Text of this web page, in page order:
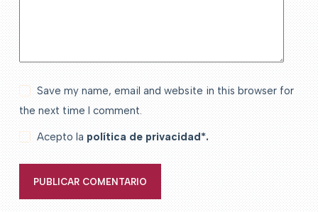
Save my name, email and website in this browser for
the next time I comment.
Acepto lapolítica de privacidad*.
PUBLICAR COMENTARIO